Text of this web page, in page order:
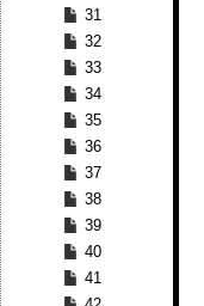
31
32
33
34
35
36
37
38
39
40
41